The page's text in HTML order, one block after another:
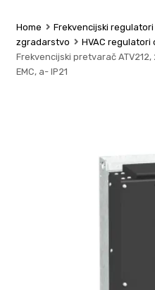
Home Frekvencijski regulatori
zgradarstvo
HVAC regulatori
Frekvencijski pretvarač ATV212,
EMC, a- IP21